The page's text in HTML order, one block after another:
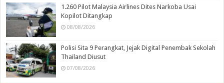
1.260 Pilot Malaysia Airlines Dites Narkoba Usai
Kopilot Ditangkap
08/08/2026
Polisi Sita 9 Perangkat, Jejak Digital Penembak Sekolah
Thailand Diusut
07/08/2026